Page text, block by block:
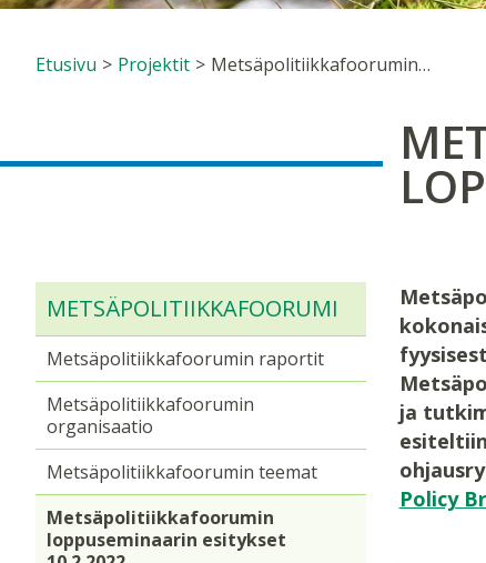
Etusivu > Projektit > Metsäpolitiikkafoorumin loppuseminaarin esitykset 10.2.2022
ja
Policy
METSÄPOLITIIKKAFOORUMI
Metsäpolitiikkafoorumin raportit
Metsäpolitiikkafoorumin
organisaatio
Metsäpolitiikkafoorumin teemat
Metsäpolitiikkafoorumin
loppuseminaarin esitykset